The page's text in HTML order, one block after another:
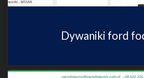
Dywaniki ford